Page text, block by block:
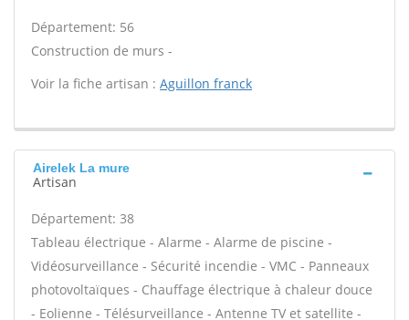
Département: 56
Construction de murs -
Voir la fiche artisan : Aguillon franck
Airelek La mure
Artisan
Département: 38
Tableau électrique - Alarme - Alarme de piscine -
Vidéosurveillance - Sécurité incendie - VMC - Panneaux
photovoltaïques - Chauffage électrique à chaleur douce
- Eolienne - Télésurveillance - Antenne TV et satellite -